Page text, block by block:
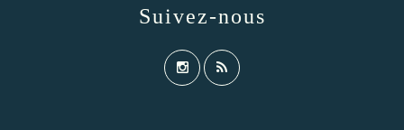
Suivez-nous